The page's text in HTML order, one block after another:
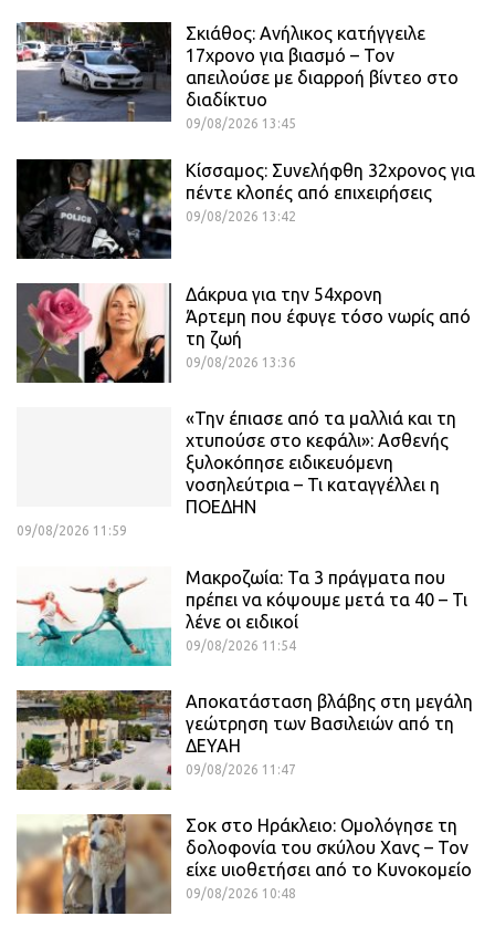
Σκιάθος: Ανήλικος κατήγγειλε
17χρονο για βιασμό – Τον
απειλούσε με διαρροή βίντεο στο
διαδίκτυο
09/08/2026 13:45
Κίσσαμος: Συνελήφθη 32χρονος για
πέντε κλοπές από επιχειρήσεις
09/08/2026 13:42
Δάκρυα για την 54χρονη
Άρτεμη που έφυγε τόσο νωρίς από
τη ζωή
09/08/2026 13:36
«Την έπιασε από τα μαλλιά και τη
χτυπούσε στο κεφάλι»: Ασθενής
ξυλοκόπησε ειδικευόμενη
νοσηλεύτρια – Τι καταγγέλλει η
ΠΟΕΔΗΝ
09/08/2026 11:59
Μακροζωία: Τα 3 πράγματα που
πρέπει να κόψουμε μετά τα 40 – Τι
λένε οι ειδικοί
09/08/2026 11:54
Αποκατάσταση βλάβης στη μεγάλη
γεώτρηση των Βασιλειών από τη
ΔΕΥΑΗ
09/08/2026 11:47
Σοκ στο Ηράκλειο: Ομολόγησε τη
δολοφονία του σκύλου Χανς – Τον
είχε υιοθετήσει από το Κυνοκομείο
09/08/2026 10:48